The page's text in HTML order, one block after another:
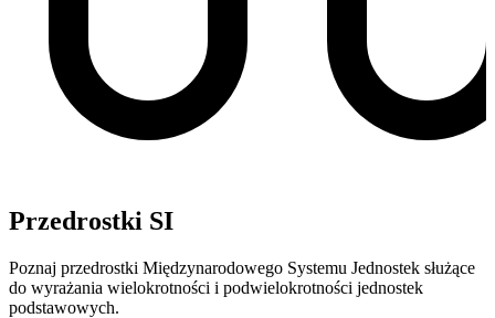
Przedrostki SI
Poznaj przedrostki Międzynarodowego Systemu Jednostek służące
do wyrażania wielokrotności i podwielokrotności jednostek
podstawowych.